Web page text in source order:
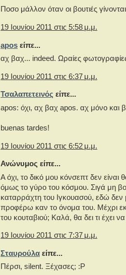
Ποσο μάλλον όταν οι βουτιές
19 Ιουνίου 2011 στις 5:58 μ.μ.
apos είπε...
αχ βαχ... indeed. Ωραίες
19 Ιουνίου 2011 στις 6:37 μ.μ.
Τσαλαπετεινός είπε...
apos: όχι, αχ βαχ apos. αχ μόνο και
buenas tardes!
19 Ιουνίου 2011 στις 6:52 μ.μ.
Ανώνυμος είπε...
Α όχι, το δικό μου κόνσεπτ δεν είναι
όμως το γύρο του κόσμου. Σιγά μη
καταρράχτη του Ιγκουασού, εδώ
προφέρω καν το όνομα του. Μέχρι
του κουταβιού; Καλά, θα δει τι έχει
19 Ιουνίου 2011 στις 7:37 μ.μ.
Σταυρούλα είπε...
Πέρσι, silent. Ξέχασες; :P